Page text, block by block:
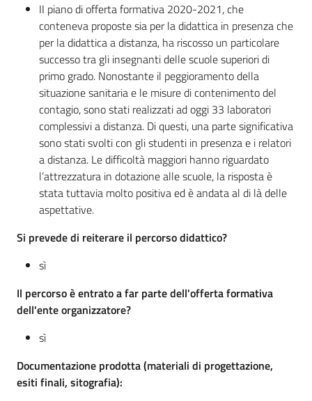
II piano di offerta formativa 2020-2021, che
conteneva proposte sia per la didattica in presenza che
per la didattica a distanza, ha riscosso un particolare
successo tra gli insegnanti delle scuole superiori di
primo grado. Nonostante il peggioramento della
situazione sanitaria e le misure di contenimento del
contagio, sono stati realizzati ad oggi 33 laboratori
complessivi a distanza. Di questi, una parte significativa
sono stati svolti con gli studenti in presenza e i relatori
a distanza. Le difficoltà maggiori hanno riguardato
l’attrezzatura in dotazione alle scuole, la risposta è
stata tuttavia molto positiva ed è andata al di là delle
aspettative.
Si prevede di reiterare il percorso didattico?
sì
Il percorso è entrato a far parte dell'offerta formativa
dell'ente organizzatore?
sì
Documentazione prodotta (materiali di progettazione,
esiti finali, sitografia):